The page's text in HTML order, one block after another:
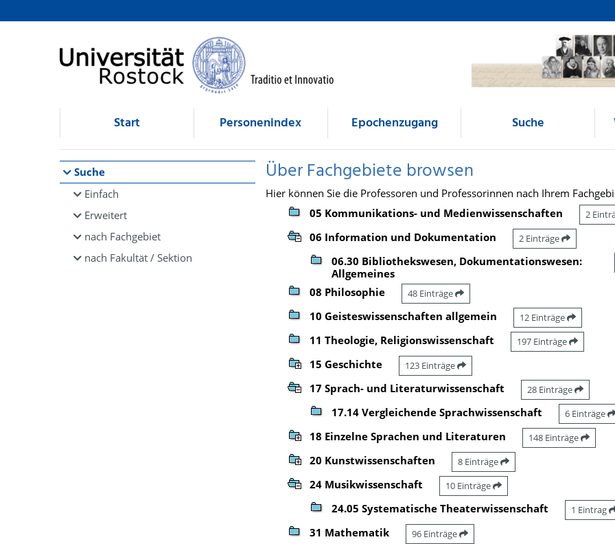
Browsen
direkt zum Inhalt
Start Personenindex Epochenzugang Suche
Suche
Einfach
Erweitert
nach Fachgebiet
nach Fakultät / Sektion
Über Fachgebiete browsen
Hier können Sie die Professoren und Professorinnen nach Ihrem
05 Kommunikations- und Medienwissenschaften
2
06 Information und Dokumentation 2 Einträge
06.30 Bibliothekswesen, Dokumentationswesen:
Allgemeines
08 Philosophie 48 Einträge
10 Geisteswissenschaften allgemein 12 Einträge
11 Theologie, Religionswissenschaft 197 Einträge
15 Geschichte 123 Einträge
17 Sprach- und Literaturwissenschaft 28 Einträge
17.14 Vergleichende Sprachwissenschaft 6 Einträge
18 Einzelne Sprachen und Literaturen 148 Einträge
20 Kunstwissenschaften 8 Einträge
24 Musikwissenschaft 10 Einträge
24.05 Systematische Theaterwissenschaft 1 Eintrag
31 Mathematik 96 Einträge